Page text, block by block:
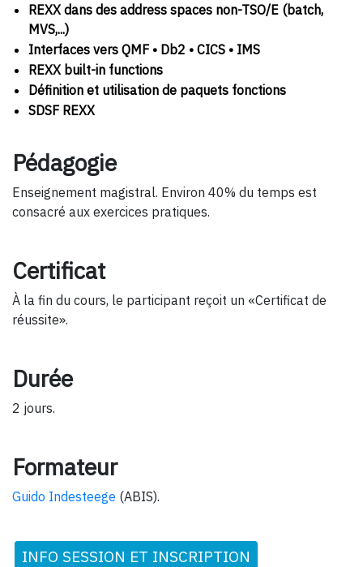
REXX dans des address spaces non-TSO/E (batch,
MVS,...)
Interfaces vers QMF • Db2 • CICS • IMS
REXX built-in functions
Définition et utilisation de paquets fonctions
SDSF REXX
Pédagogie
Enseignement magistral. Environ 40% du temps est
consacré aux exercices pratiques.
Certificat
À la fin du cours, le participant reçoit un «Certificat de
réussite».
Durée
2 jours.
Formateur
Guido Indesteege (ABIS).
INFO SESSION ET INSCRIPTION